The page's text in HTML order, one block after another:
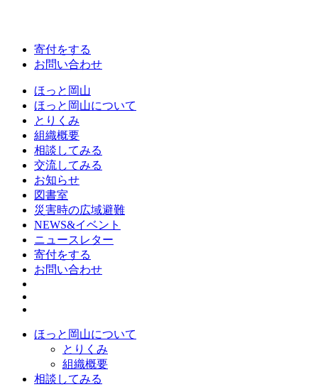
寄付をする
お問い合わせ
ほっと岡山
ほっと岡山について
とりくみ
組織概要
相談してみる
交流してみる
お知らせ
図書室
災害時の広域避難
NEWS&イベント
ニュースレター
寄付をする
お問い合わせ
ほっと岡山について
とりくみ
組織概要
相談してみる